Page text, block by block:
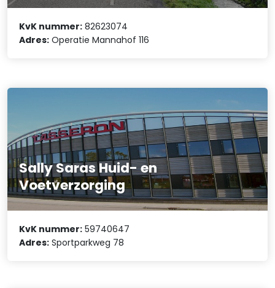
KvK nummer: 82623074
Adres: Operatie Mannahof 116
Sally Saras Huid- en
Voetverzorging
KvK nummer: 59740647
Adres: Sportparkweg 78